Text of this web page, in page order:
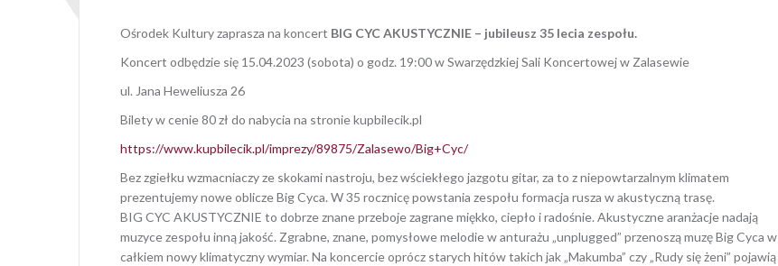
Ośrodek Kultury zaprasza na koncert BIG CYC AKUSTYCZNIE – jubileusz 35 lecia zespołu.
Koncert odbędzie się 15.04.2023 (sobota) o godz. 19:00 w Swarzędzkiej Sali Koncertowej w Zalasewie
ul. Jana Heweliusza 26
Bilety w cenie 80 zł do nabycia na stronie kupbilecik.pl
https://www.kupbilecik.pl/imprezy/89875/Zalasewo/Big+Cyc/
Bez zgiełku wzmacniaczy ze skokami nastroju, bez wściekłego jazgotu gitar, za to z niepowtarzalnym klimatem
prezentujemy nowe oblicze Big Cyca. W 35 rocznicę powstania zespołu formacja rusza w akustyczną trasę.
BIG CYC AKUSTYCZNIE to dobrze znane przeboje zagrane miękko, ciepło i radośnie. Akustyczne aranżacje nadają
muzyce zespołu inną jakość. Zgrabne, znane, pomysłowe melodie w anturażu „unplugged” przenoszą muzę Big Cyca w
całkiem nowy klimatyczny wymiar. Na koncercie oprócz starych hitów takich jak „Makumba” czy „Rudy się żeni” pojawią